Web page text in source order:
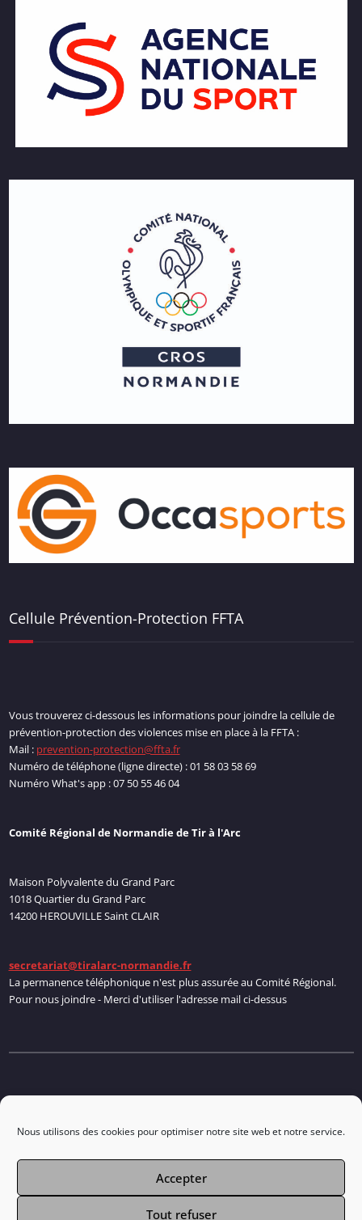
Nous utilisons des cookies pour optimiser notre site web et notre service.
Accepter
Tout refuser
Cellule Prévention-Protection FFTA
Vous trouverez ci-dessous les informations pour joindre la cellule de
prévention-protection des violences mise en place à la FFTA :
Mail : prevention-protection@ffta.fr
Numéro de téléphone (ligne directe) : 01 58 03 58 69
Numéro What's app : 07 50 55 46 04
Comité Régional de Normandie de Tir à l'Arc
Maison Polyvalente du Grand Parc
1018 Quartier du Grand Parc
14200 HEROUVILLE Saint CLAIR
secretariat@tiralarc-normandie.fr
La permanence téléphonique n'est plus assurée au Comité Régional.
Pour nous joindre - Merci d'utiliser l'adresse mail ci-dessus